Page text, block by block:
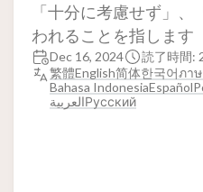
「十分に考慮せず」
われることを指します
Dec 16, 2024
読了時間:
繁體English简体한국어ภา
Bahasa IndonesiaEspañol
العربيةРусский